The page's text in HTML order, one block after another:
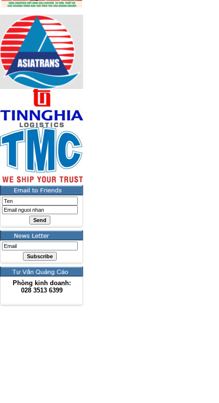
Phòng kinh doanh:
028 3513 6399